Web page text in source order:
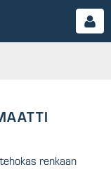
renkaan